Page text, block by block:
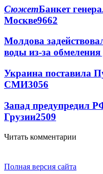
СюжетБанкет
Москве9662
Молдова
воды из-за обмеления
Украина поставила
СМИ3056
Запад предупредил
Грузии2509
Читать комментарии
Полная версия сайта